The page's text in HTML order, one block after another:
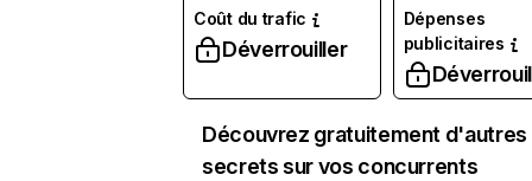
Coût du trafic
Déverrouiller
Dépenses
publicitaires
Découvrez gratuitement d'autres
secrets sur vos concurrents